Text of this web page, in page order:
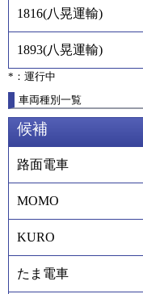
1816(八晃運輸)
1893(八晃運輸)
*：運行中
車両種別一覧
候補
路面電車
MOMO
KURO
たま電車